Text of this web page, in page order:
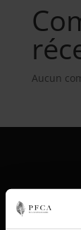
Aucun